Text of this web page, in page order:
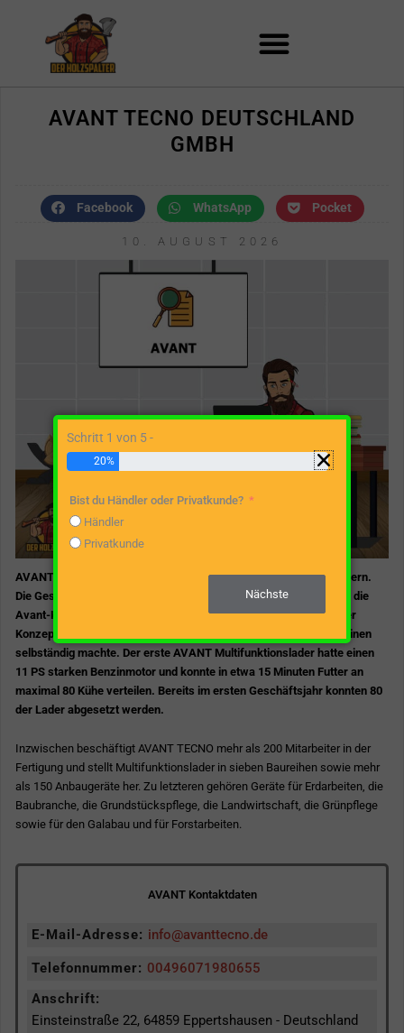
AVANT TECNO DEUTSCHLAND
GMBH
Facebook WhatsApp Pocket
10. AUGUST 2026
AVANT TECNO ist ein finnischer Hersteller von Multifunktionsladern.
Die Geschichte des Unternehmens geht 25 Jahre zurück, als sich die
Avant-Kernmannschaft mit mehr als zehn Jahren Erfahrung in der
Konzeption und Entwicklung diverser landwirtschaftlicher Maschinen
selbständig machte. Der erste AVANT Multifunktionslader hatte einen
11 PS starken Benzinmotor und konnte in etwa 15 Minuten Futter an
maximal 80 Kühe verteilen. Bereits im ersten Geschäftsjahr konnten 80
der Lader abgesetzt werden.
Inzwischen beschäftigt AVANT TECNO mehr als 200 Mitarbeiter in der
Fertigung und stellt Multifunktionslader in sieben Baureihen sowie mehr
als 150 Anbaugeräte her. Zu letzteren gehören Geräte für Erdarbeiten, die
Baubranche, die Grundstückspflege, die Landwirtschaft, die Grünpflege
sowie für den Galabau und für Forstarbeiten.
AVANT Kontaktdaten
E-Mail-Adresse: info@avanttecno.de
Telefonnummer: 00496071980655
Anschrift:
Einsteinstraße 22, 64859 Eppertshausen - Deutschland
Schritt 1 von 5 -
20%
Bist du Händler oder Privatkunde?
Händler
Privatkunde
Nächste